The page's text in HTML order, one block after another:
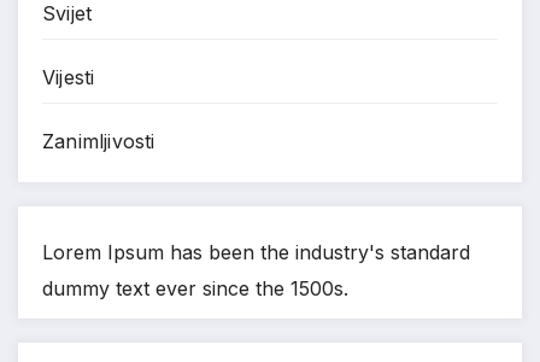
Svijet
Vijesti
Zanimljivosti
Lorem Ipsum has been the industry's standard
dummy text ever since the 1500s.